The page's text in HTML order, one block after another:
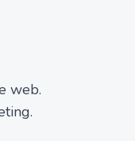
web.